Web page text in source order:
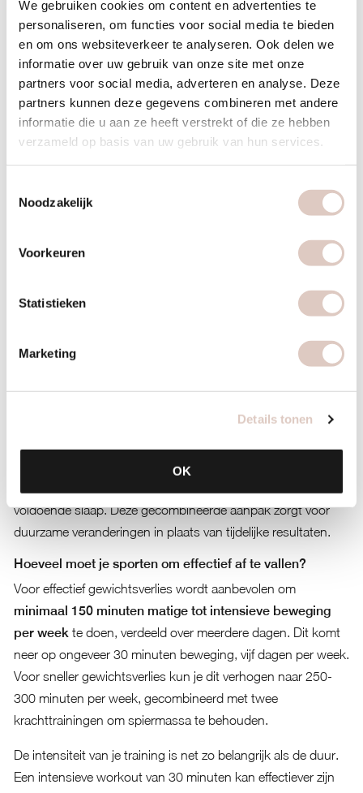
We gebruiken cookies om content en advertenties te
personaliseren, om functies voor social media te bieden
en om ons websiteverkeer te analyseren. Ook delen we
informatie over uw gebruik van onze site met onze
partners voor social media, adverteren en analyse. Deze
partners kunnen deze gegevens combineren met andere
informatie die u aan ze heeft verstrekt of die ze hebben
verzameld op basis van uw gebruik van hun services.
Noodzakelijk
Voorkeuren
Statistieken
Marketing
Details tonen
OK
Dit betekent niet dat sporten onbelangrijk is. Beweging
verhoogt je energieverbruik, verbetert je
lichaamsamenstelling, versterkt je spieren en botten, en
ondersteunt je mentale gezondheid. Bovendien helpt
regelmatige beweging om je gewicht te behouden nadat je
Body, food en mind zijn onlosmakelijk met elkaar verbonden.
gewichtsverlies kan belemmeren. Beweging reduceert stress
positiever beïnvloedt. Gezonde voeding geeft je de energie
om te sporten en ondersteunt herstel. Deze holistische
benadering verklaart waarom programma’s die alle drie de
elementen adresseren, betere langetermijnresultaten
De beste afvallen tips integreren voeding, beweging en
je eetpatroon. Voeg beweging toe die je leuk vindt en bij je
voldoende slaap. Deze gecombineerde aanpak zorgt voor
duurzame veranderingen in plaats van tijdelijke resultaten.
Hoeveel moet je sporten om effectief af te vallen?
Voor effectief gewichtsverlies wordt aanbevolen om
minimaal 150 minuten matige tot intensieve beweging
per week te doen, verdeeld over meerdere dagen. Dit komt
neer op ongeveer 30 minuten beweging, vijf dagen per week.
Voor sneller gewichtsverlies kun je dit verhogen naar 250-
300 minuten per week, gecombineerd met twee
krachttrainingen om spiermassa te behouden.
De intensiteit van je training is net zo belangrijk als de duur.
Een intensieve workout van 30 minuten kan effectiever zijn